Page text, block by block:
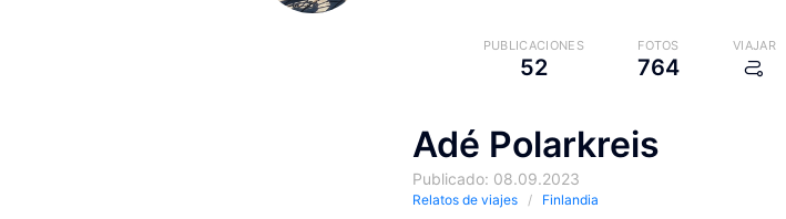
PUBLICACIONES
52
FOTOS
764
VIAJAR
Adé Polarkreis
Publicado: 08.09.2023
Relatos de viajes Finlandia